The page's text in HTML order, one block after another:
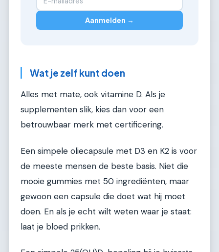
Aanmelden →
Wat je zelf kunt doen
Alles met mate, ook vitamine D. Als je
supplementen slik, kies dan voor een
betrouwbaar merk met certificering.
Een simpele oliecapsule met D3 en K2 is voor
de meeste mensen de beste basis. Niet die
mooie gummies met 50 ingrediënten, maar
gewoon een capsule die doet wat hij moet
doen. En als je echt wilt weten waar je staat:
laat je bloed prikken.